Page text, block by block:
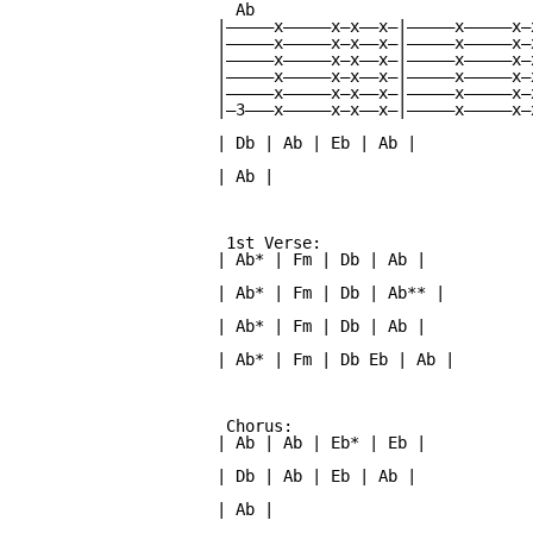
Ab
| Db | Ab | Eb | Ab |
| Ab |
1st Verse:
| Ab* | Fm | Db | Ab |
| Ab* | Fm | Db | Ab** |
| Ab* | Fm | Db | Ab |
| Ab* | Fm | Db Eb | Ab |
Chorus:
| Ab | Ab | Eb* | Eb |
| Db | Ab | Eb | Ab |
| Ab |